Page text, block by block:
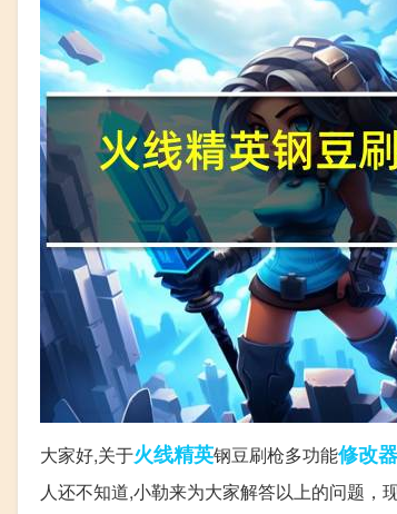
大家好,关于火线精英钢豆刷枪多功能修改器
人还不知道,小勒来为大家解答以上的问题，